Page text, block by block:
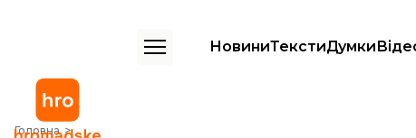
НовиниТекстиДумки
Головна
Аквафай — інтернет майбутнього? У Саудівській Аравії успішно